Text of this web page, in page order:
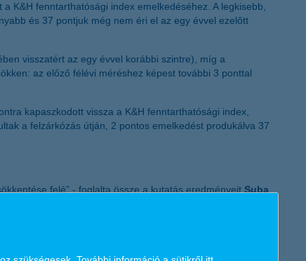
K&H fenntarthatósági index emelkedéséhez. A legkisebb,
és 37 pontjuk még nem éri el az egy évvel ezelőtt
visszatért az egy évvel korábbi szintre), míg a
az előző félévi méréshez képest további 3 ponttal
kapaszkodott vissza a K&H fenntarthatósági index,
a felzárkózás útján, 2 pontos emelkedést produkálva 37
felé” - foglalta össze a kutatás eredményeit Suba
szerezni a szükséges beruházásokra. „Sajnálatosan
értinettnek magát” - emelti ki Suba Levente. Hogy